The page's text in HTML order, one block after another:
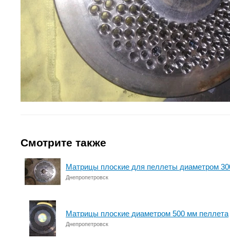
Смотрите также
Матрицы плоские для пеллеты диаметром
Днепропетровск
Матрицы плоские диаметром 500 мм пеллета
Днепропетровск